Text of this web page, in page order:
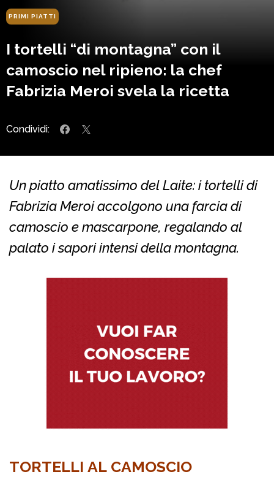
PRIMI PIATTI
I tortelli “di montagna” con il
camoscio nel ripieno: la chef
Fabrizia Meroi svela la ricetta
Condividi:
Un piatto amatissimo del Laite: i tortelli di
Fabrizia Meroi accolgono una farcia di
camoscio e mascarpone, regalando al
palato i sapori intensi della montagna.
TORTELLI AL CAMOSCIO